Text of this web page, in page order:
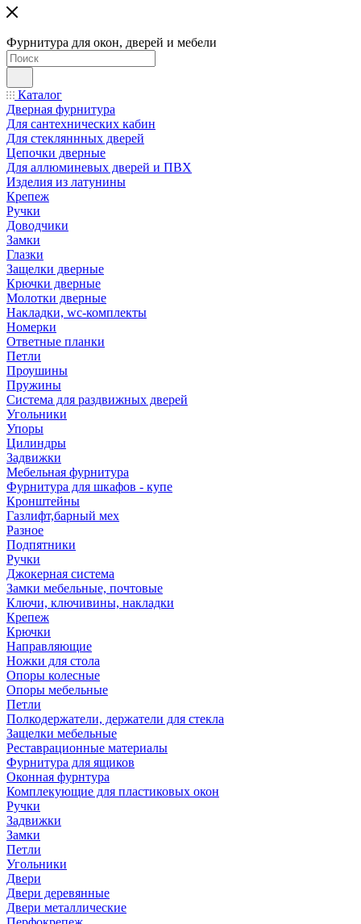
Фурнитура для окон, дверей и мебели
Каталог
Дверная фурнитура
Для сантехнических кабин
Для стекляннных дверей
Цепочки дверные
Для аллюминевых дверей и ПВХ
Изделия из латунины
Крепеж
Ручки
Доводчики
Замки
Глазки
Защелки дверные
Крючки дверные
Молотки дверные
Накладки, wc-комплекты
Номерки
Ответные планки
Петли
Проушины
Пружины
Система для раздвижных дверей
Угольники
Упоры
Цилиндры
Задвижки
Мебельная фурнитура
Фурнитура для шкафов - купе
Кронштейны
Газлифт,барный мех
Разное
Подпятники
Ручки
Джокерная система
Замки мебельные, почтовые
Ключи, ключивины, накладки
Крепеж
Крючки
Направляющие
Ножки для стола
Опоры колесные
Опоры мебельные
Петли
Полкодержатели, держатели для стекла
Защелки мебельные
Реставрационные материалы
Фурнитура для ящиков
Оконная фурнтура
Комплекующие для пластиковых окон
Ручки
Задвижки
Замки
Петли
Угольники
Двери
Двери деревянные
Двери металлические